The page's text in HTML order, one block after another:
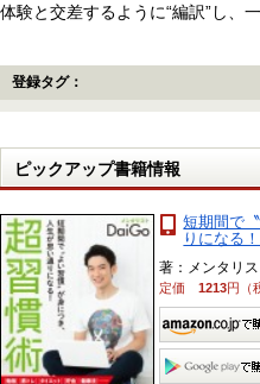
体験と交差するように“編訳”し、
登録タグ：
ピックアップ書籍情報
短期間で
りになる
著：メンタリ
定価1213円（